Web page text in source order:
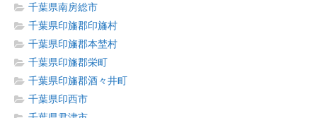
千葉県南房総市
千葉県印旛郡印旛村
千葉県印旛郡本埜村
千葉県印旛郡栄町
千葉県印旛郡酒々井町
千葉県印西市